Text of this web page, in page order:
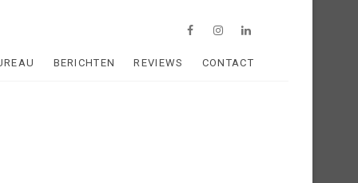
BERICHTEN REVIEWS CONTACT